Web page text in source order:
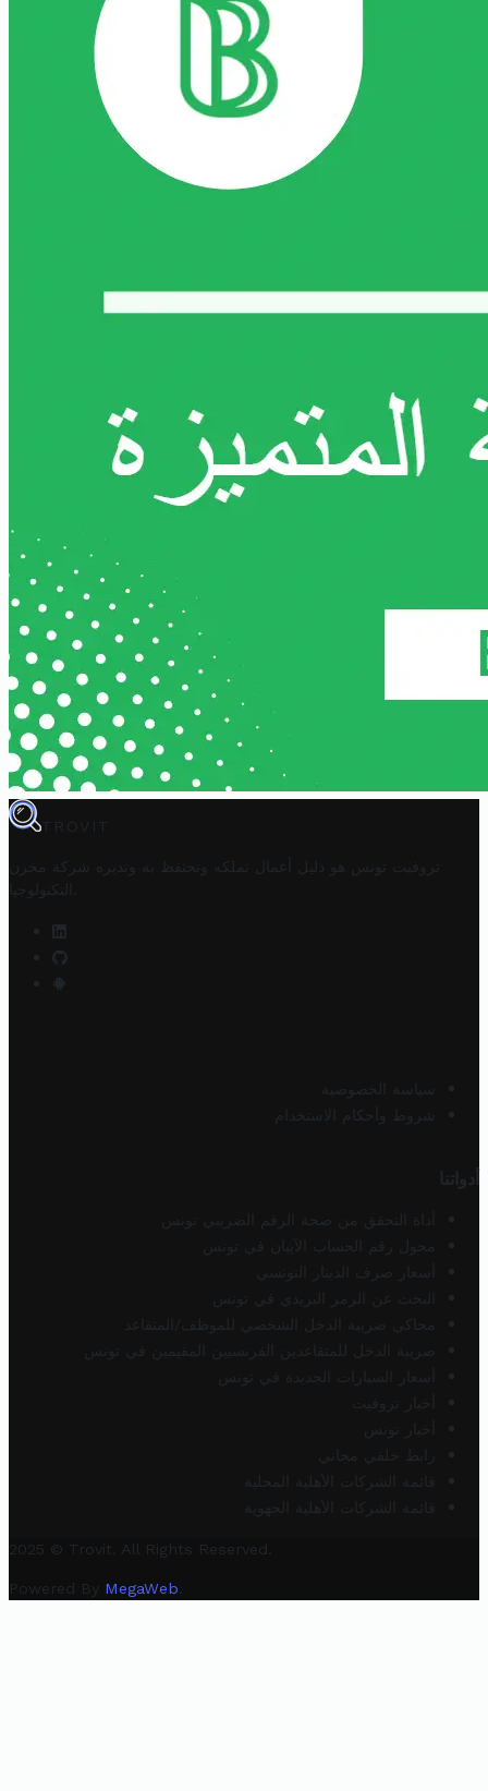
TROVIT
تروفيت تونس هو دليل أعمال تملكه وتحتفظ به وتديره
شركة مخزن
التكنولوجيا
سياسة الخصوصية
شروط وأحكام الاستخدام
أدواتنا
أداة التحقق من صحة الرقم الضريبي تونس
محول رقم الحساب الآيبان في تونس
أسعار صرف الدينار التونسي
البحث عن الرمز البريدي في تونس
محاكي ضريبة الدخل الشخصي للموظف/المتقاعد
ضريبة الدخل للمتقاعدين الفرنسيين المقيمين في تونس
أسعار السيارات الجديدة في تونس
أخبار تروفيت
أخبار تونس
رابط خلفي مجاني
قائمة الشركات الأهلية المحلية
قائمة الشركات الأهلية الجهوية
2025 © Trovit. All Rights Reserved.
Powered By MegaWeb